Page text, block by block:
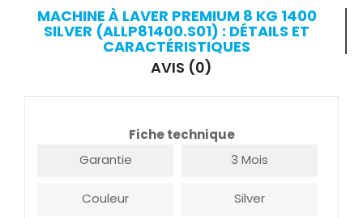
MACHINE À LAVER PREMIUM 8 KG 1400
SILVER (ALLP81400.S01) : DÉTAILS ET
CARACTÉRISTIQUES
AVIS (0)
Fiche technique
Garantie
3 Mois
Couleur Silver